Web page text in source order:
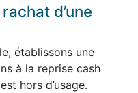
d’une
établissons une
à la reprise cash
hors d’usage.